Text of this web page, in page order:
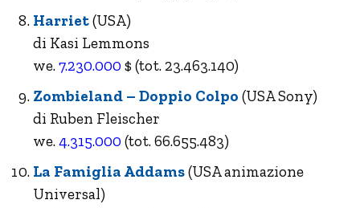
Harriet(USA)
di Kasi Lemmons
we.7.230.000 $ (tot. 23.463.140)
Zombieland – Doppio Colpo (USA Sony)
di Ruben Fleischer
we.4.315.000 (tot. 66.655.483)
La Famiglia Addams(USA animazione
Universal)